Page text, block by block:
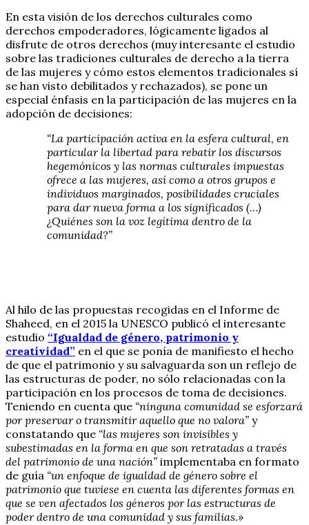
En esta visión de los derechos culturales como
derechos empoderadores, lógicamente ligados al
disfrute de otros derechos (muy interesante el estudio
sobre las tradiciones culturales de derecho a la tierra
de las mujeres y cómo estos elementos tradicionales sí
se han visto debilitados y rechazados), se pone un
especial énfasis en la participación de las mujeres en la
adopción de decisiones:
“La participación activa en la esfera cultural, en
particular la libertad para rebatir los discursos
hegemónicos y las normas culturales impuestas
ofrece a las mujeres, así como a otros grupos e
individuos marginados, posibilidades cruciales
para dar nueva forma a los significados (…)
¿Quiénes son la voz legítima dentro de la
comunidad?”
Al hilo de las propuestas recogidas en el Informe de
Shaheed, en el 2015 la UNESCO publicó el interesante
estudio “Igualdad de género, patrimonio y
creatividad” en el que se ponía de manifiesto el hecho
de que el patrimonio y su salvaguarda son un reflejo de
las estructuras de poder, no sólo relacionadas con la
participación en los procesos de toma de decisiones.
Teniendo en cuenta que “ninguna comunidad se esforzará
por preservar o transmitir aquello que no valora” y
constatando que “las mujeres son invisibles y
subestimadas en la forma en que son retratadas a través
del patrimonio de una nación” implementaba en formato
de guía “un enfoque de igualdad de género sobre el
patrimonio que tuviese en cuenta las diferentes formas en
que se ven afectados los géneros por las estructuras de
poder dentro de una comunidad y sus familias.»